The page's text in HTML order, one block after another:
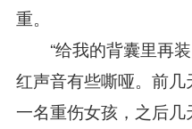
重。
“给我的背囊里再装
红声音有些嘶哑。前
一名重伤女孩，之后几